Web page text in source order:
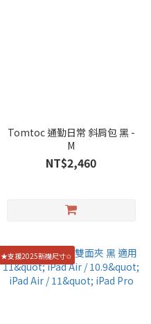
Tomtoc 通勤日常 斜肩包 黑 -
M
NT$2,460
★支援2025新機尺寸✩